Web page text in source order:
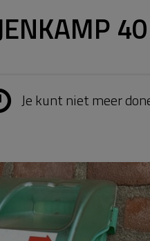
Je kunt niet meer